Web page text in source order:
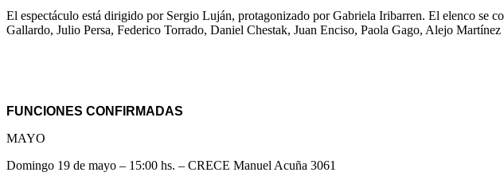
El espectáculo está dirigido por Sergio Luján, protagonizado por Gabriela Iribarren. El elenco se
Gallardo, Julio Persa, Federico Torrado, Daniel Chestak, Juan Enciso, Paola Gago, Alejo
FUNCIONES CONFIRMADAS
MAYO
Domingo 19 de mayo – 15:00 hs. – CRECE Manuel Acuña 3061